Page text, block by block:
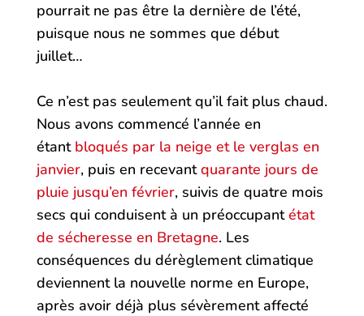
pourrait ne pas être la dernière de l’été,
puisque nous ne sommes que début
juillet…
Ce n’est pas seulement qu’il fait plus chaud.
Nous avons commencé l’année en
étant bloqués par la neige et le verglas en
janvier, puis en recevantquarante jours de
pluie jusqu’en février, suivis de quatre mois
secs qui conduisent à un préoccupantétat
de sécheresse en Bretagne. Les
conséquences du dérèglement climatique
deviennent la nouvelle norme en Europe,
après avoir déjà plus sévèrement affecté